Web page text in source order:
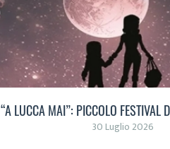
“A LUCCA MAI”: PICCOLO FESTIVAL
30 Luglio 2026